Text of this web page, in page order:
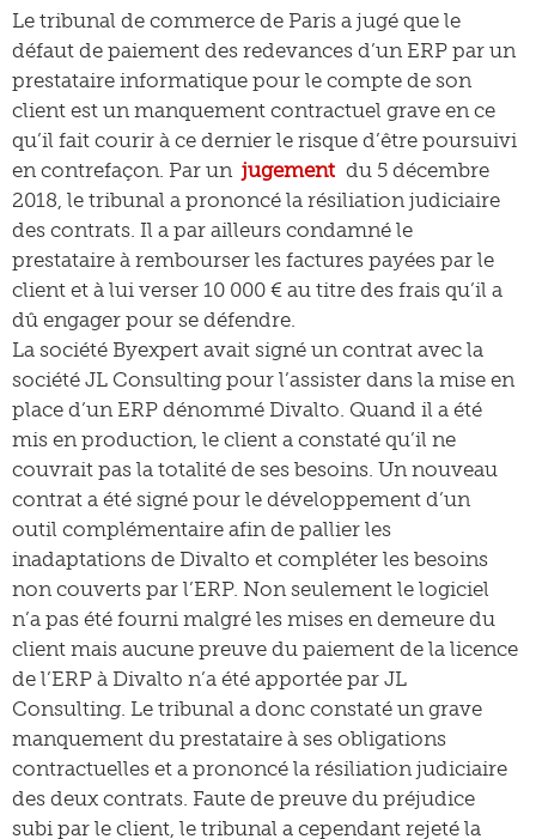
Le tribunal de commerce de Paris a jugé que le
défaut de paiement des redevances d’un ERP par un
prestataire informatique pour le compte de son
client est un manquement contractuel grave en ce
qu’il fait courir à ce dernier le risque d’être poursuivi
en contrefaçon. Par un jugement du 5 décembre
2018, le tribunal a prononcé la résiliation judiciaire
des contrats. Il a par ailleurs condamné le
prestataire à rembourser les factures payées par le
client et à lui verser 10 000 € au titre des frais qu’il a
dû engager pour se défendre.
La société Byexpert avait signé un contrat avec la
société JL Consulting pour l’assister dans la mise en
place d’un ERP dénommé Divalto. Quand il a été
mis en production, le client a constaté qu’il ne
couvrait pas la totalité de ses besoins. Un nouveau
contrat a été signé pour le développement d’un
outil complémentaire afin de pallier les
inadaptations de Divalto et compléter les besoins
non couverts par l’ERP. Non seulement le logiciel
n’a pas été fourni malgré les mises en demeure du
client mais aucune preuve du paiement de la licence
de l’ERP à Divalto n’a été apportée par JL
Consulting. Le tribunal a donc constaté un grave
manquement du prestataire à ses obligations
contractuelles et a prononcé la résiliation judiciaire
des deux contrats. Faute de preuve du préjudice
subi par le client, le tribunal a cependant rejeté la